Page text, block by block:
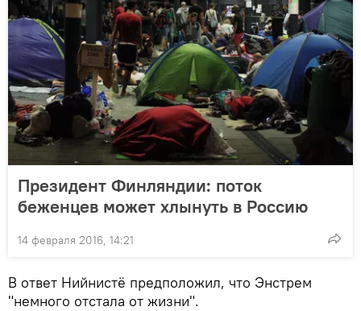
Президент Финляндии: поток
беженцев может хлынуть в Россию
14 февраля 2016, 14:21
В ответ Нийнистё предположил, что Энстрем
"немного отстала от жизни".